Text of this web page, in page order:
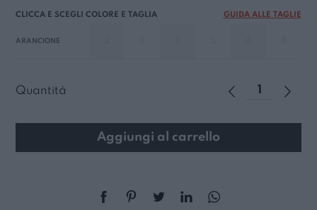
GUIDA ALLE TAGLIE
ARANCIONE
Quantità
Aggiungi al carrello